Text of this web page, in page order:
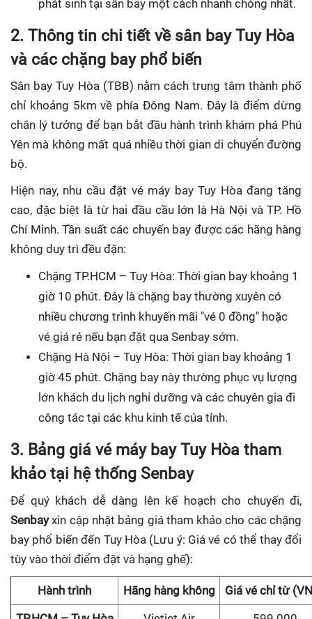
phát sinh tại sân bay một cách nhanh chóng nhất.
2. Thông tin chi tiết về sân bay Tuy Hòa
và các chặng bay phổ biến
Sân bay Tuy Hòa (TBB) nằm cách trung tâm thành phố
chỉ khoảng 5km về phía Đông Nam. Đây là điểm dừng
chân lý tưởng để bạn bắt đầu hành trình khám phá Phú
Yên mà không mất quá nhiều thời gian di chuyển đường
bộ.
Hiện nay, nhu cầu đặt vé máy bay Tuy Hòa đang tăng
cao, đặc biệt là từ hai đầu cầu lớn là Hà Nội và TP. Hồ
Chí Minh. Tần suất các chuyến bay được các hãng hàng
không duy trì đều đặn:
Chặng TP.HCM – Tuy Hòa: Thời gian bay khoảng 1
giờ 10 phút. Đây là chặng bay thường xuyên có
nhiều chương trình khuyến mãi "vé 0 đồng" hoặc
vé giá rẻ nếu bạn đặt qua Senbay sớm.
Chặng Hà Nội – Tuy Hòa: Thời gian bay khoảng 1
giờ 45 phút. Chặng bay này thường phục vụ lượng
lớn khách du lịch nghỉ dưỡng và các chuyên gia đi
công tác tại các khu kinh tế của tỉnh.
3. Bảng giá vé máy bay Tuy Hòa tham
khảo tại hệ thống Senbay
Để quý khách dễ dàng lên kế hoạch cho chuyến đi,
Senbayxin cập nhật bảng giá tham khảo cho các chặng
bay phổ biến đến Tuy Hòa (Lưu ý: Giá vé có thể thay đổi
tùy vào thời điểm đặt và hạng ghế):
Hành trình Hãng hàng không Giá vé chỉ từ